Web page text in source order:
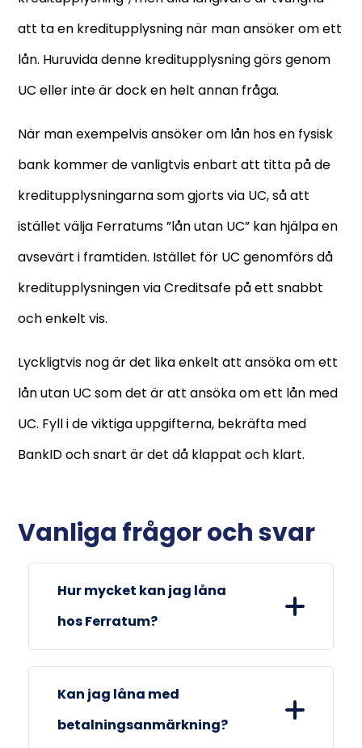
att ta en kreditupplysning när man ansöker om ett
lån. Huruvida denne kreditupplysning görs genom
UC eller inte är dock en helt annan fråga.
När man exempelvis ansöker om lån hos en fysisk
bank kommer de vanligtvis enbart att titta på de
kreditupplysningarna som gjorts via UC, så att
istället välja Ferratums ”lån utan UC” kan hjälpa en
avsevärt i framtiden. Istället för UC genomförs då
kreditupplysningen via Creditsafe på ett snabbt
och enkelt vis.
Lyckligtvis nog är det lika enkelt att ansöka om ett
lån utan UC som det är att ansöka om ett lån med
UC. Fyll i de viktiga uppgifterna, bekräfta med
BankID och snart är det då klappat och klart.
Vanliga frågor och svar
Hur mycket kan jag låna
hos Ferratum?
45 000 kr.
Kan jag låna med
betalningsanmärkning?